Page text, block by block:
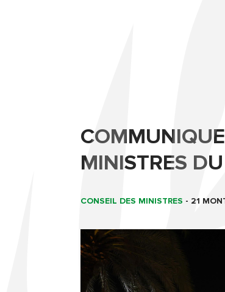
MINISTRES
CONSEIL DES MINISTRES - 21